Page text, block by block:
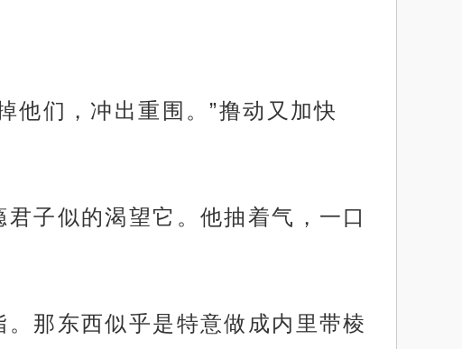
他们，冲出重围。”撸动又加快
子似的渴望它。他抽着气，一口
那东西似乎是特意做成内里带棱